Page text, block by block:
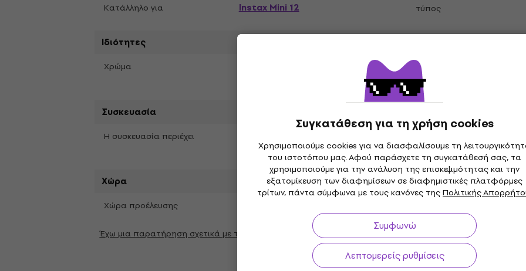
Συγκατάθεση για τη χρήση cookies
Χρησιμοποιούμε cookies για να διασφαλίσουμε τη
του ιστοτόπου μας. Αφού παράσχετε τη συγκατάθεσή σας, τα
χρησιμοποιούμε για την ανάλυση της επισκεψιμότητας και την
εξατομίκευση των διαφημίσεων σε διαφημιστικές πλατφόρμες
τρίτων, πάντα σύμφωνα με τους κανόνες τηςΠολιτικής
Συμφωνώ
Λεπτομερείς ρυθμίσεις
Κατάλληλο για Instax Mini 12 τύπος
Ιδιότητες
Χρώμα
Χρώμα σύμφωνα με τον
κατασκευαστή
Συσκευασία
Η συσκευασία περιέχει
Χειριστήριο
Χώρα
Χώρα προέλευσης
Έχω μια παρατήρηση σχετικά με τις παραμέτρους